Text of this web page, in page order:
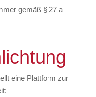
gemäß § 27 a
eine Plattform zur